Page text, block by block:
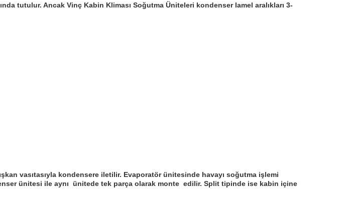
tutulur. Ancak Vinç Kabin Kliması Soğutma Üniteleri kondenser lamel aralıkları 3-
vasıtasıyla kondensere iletilir. Evaporatör ünitesinde havayı soğutma işlemi
ünitesi ile aynı ünitede tek parça olarak monte edilir. Split tipinde ise kabin içine